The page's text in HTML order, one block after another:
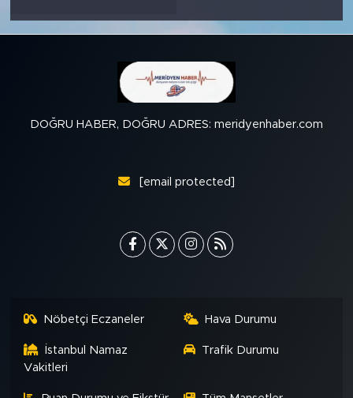
DOĞRU HABER, DOĞRU ADRES: meridyenhaber.com
[email protected]
Nöbetçi Eczaneler Hava Durumu
İstanbul Namaz
Vakitleri
Trafik Durumu